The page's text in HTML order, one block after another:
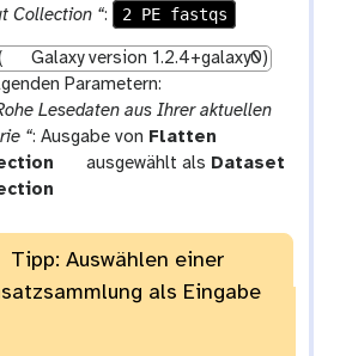
Collection “: 2 PE fastqs
Galaxy version 1.2.4+galaxy0)
Parametern:
Lesedaten aus Ihrer aktuellen
“: Ausgabe von Flatten
tausgewählt als Dataset
Tipp: Auswählen einer
als Eingabe